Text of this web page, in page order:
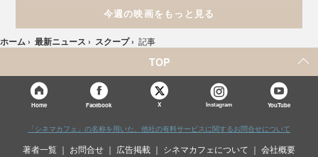
今週の映画をもっと見る
ホーム › 最新ニュース › スクープ › 記事
TOP
Home Facebook X Instagram YouTube
「シネマカフェ」の名称を用いた、他社の有料サービスに関するお問合せについて
著者一覧 お問合せ 広告掲載 シネマカフェについて 会社概要